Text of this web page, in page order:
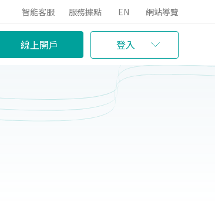
智能客服 服務據點 EN 網站導覽
線上開戶 登入